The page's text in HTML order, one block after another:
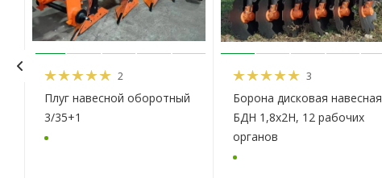
2
Плуг навесной оборотный
3/35+1
3
Борона дисковая навесная
БДН 1,8х2Н, 12 рабочих
органов